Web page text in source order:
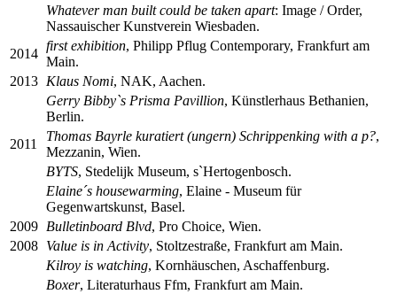
Whatever man built could be taken apart: Image / Order,
Nassauischer Kunstverein Wiesbaden.
2014
first exhibition, Philipp Pflug Contemporary, Frankfurt am
Main.
2013 Klaus Nomi, NAK, Aachen.
Gerry Bibby`s Prisma Pavillion, Künstlerhaus Bethanien,
Berlin.
2011
Thomas Bayrle kuratiert (ungern) Schrippenking with a p?,
Mezzanin, Wien.
BYTS, Stedelijk Museum, s`Hertogenbosch.
Elaine´s housewarming, Elaine - Museum für
Gegenwartskunst, Basel.
2009 Bulletinboard Blvd, Pro Choice, Wien.
2008 Value is in Activity, Stoltzestraße, Frankfurt am Main.
Kilroy is watching, Kornhäuschen, Aschaffenburg.
Boxer, Literaturhaus Ffm, Frankfurt am Main.